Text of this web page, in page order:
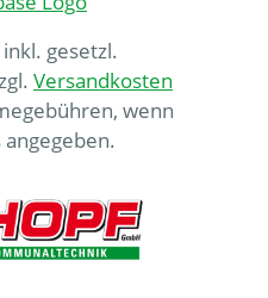
gesetzl.
Versandkosten
wenn